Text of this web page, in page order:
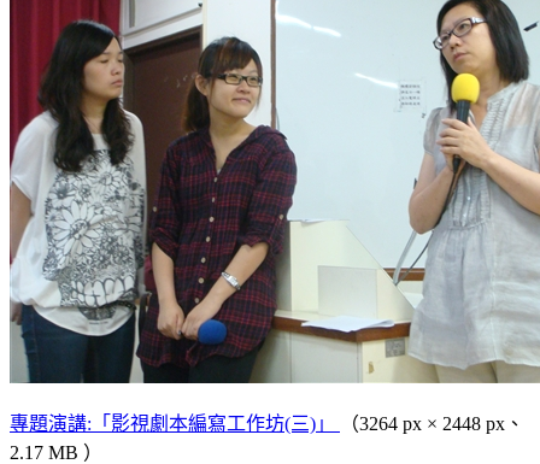
專題演講:「影視劇本編寫工作坊(三)」
（3264 px × 2448 px、
2.17 MB ）